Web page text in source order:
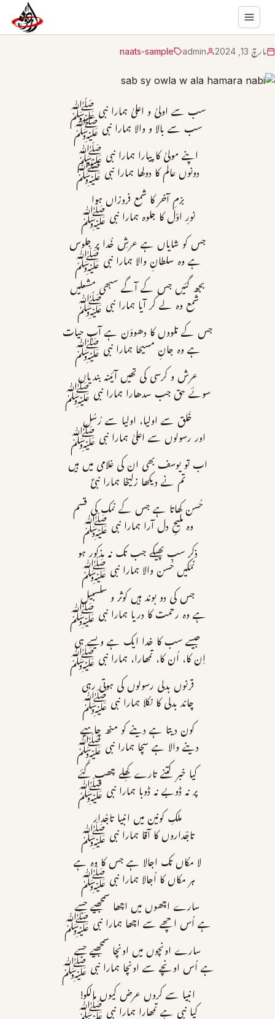
مارچ 13, 2024 admin
naats-sample
سب سے اولیٰ و اعلیٰ ہمارا نبی ﷺ
سب سے بالا و والا ہمارا نبی ﷺ
اپنے مولیٰ کا پیارا ہمارا نبی ﷺ
دونوں عالم کا دولھا ہمارا نبی ﷺ
بزمِ آخر کا شمع فروزاں ہوا
نورِ اوّل کا جلوہ ہمارا نبی ﷺ
جس کو شایاں ہے عرشِ خُدا پر جلوس
ہے وہ سلطانِ والا ہمارا نبی ﷺ
بجھ گئیں جس کے آگے سبھی مشعلیں
شمع وہ لے کر آیا ہمارا نبی ﷺ
جس کے تلووں کا دھووَن ہے آبِ حیات
ہے وہ جانِ مسیحا ہمارا نبی ﷺ
عرش و کرسی کی تھیں آئینہ بندیاں
سوئے حق جب سدھارا ہمارا نبی ﷺ
خَلق سے اولیا، اولیا سے رُسُل
اور رسولوں سے اعلیٰ ہمارا نبی ﷺ
اب تو یوسف بھی ان کی غلامی میں ہیں
تم نے دیکھا زلیخا ہمارا نبیؐ
حُسن کھاتا ہے جس کے نمک کی قسم
وہ ملیحِ دل آرا ہمارا نبی ﷺ
ذکر سب پھیکے جب تک نہ مذکور ہو
نمَکیں حُسن والا ہمارا نبی ﷺ
جس کی دو بوند ہیں کوثر و سلسبیل
ہے وہ رحمت کا دریا ہمارا نبی ﷺ
جیسے سب کا خدا ایک ہے ویسے ہی
اِن کا، اُن کا، تمھارا، ہمارا نبی ﷺ
قرنوں بدلی رسولوں کی ہوتی رہی
چاند بدلی کا نکلا ہمارا نبی ﷺ
کون دیتا ہے دینے کو منھ چاہیے
دینے والا ہے سچا ہمارا نبی ﷺ
کیا خبر کتنے تارے کھِلے چھپ گئے
پر نہ ڈوبے نہ ڈوبا ہمارا نبی ﷺ
ملکِ کونین میں انبیا تاجْدار
تاجْداروں کا آقا ہمارا نبی ﷺ
لا مکاں تک اجالا ہے جس کا وہ ہے
ہر مکاں کا اُجالا ہمارا نبی ﷺ
سارے اچھوں میں اچھا سمجھیے جسے
ہے اُس اچھے سے اچھا ہمارا نبی ﷺ
سارے اونچوں میں اونچا سمجھیے جسے
ہے اُس اونچے سے اونچا ہمارا نبی ﷺ
انبیا سے کروں عرض کیوں مالکو!
کیا نبی ہے تمھارا ہمارا نبی ﷺ